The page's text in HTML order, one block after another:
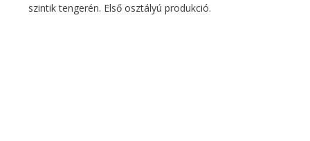
szintik tengerén. Első osztályú produkció.